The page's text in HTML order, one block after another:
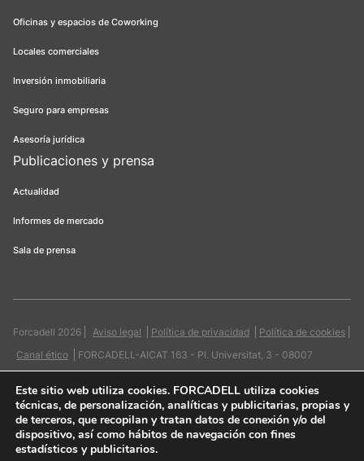
Oficinas y espacios de Coworking
Locales comerciales
Inversión inmobiliaria
Seguro para empresas
Asesoría jurídica
Publicaciones y prensa
Actualidad
Informes de mercado
Sala de prensa
Forcadell 2026 Aviso legal Política de privacidad
Política de cookies
Canal ético
FORCADELL-AICAT 163 - Pl. Universitat, 3 - 08007
Este sitio web utiliza cookies. FORCADELL utiliza cookies
técnicas, de personalización, analíticas y publicitarias, propias y
de terceros, que recopilan y tratan datos de conexión y/o del
dispositivo, así como hábitos de navegación con fines
estadísticos y publicitarios.